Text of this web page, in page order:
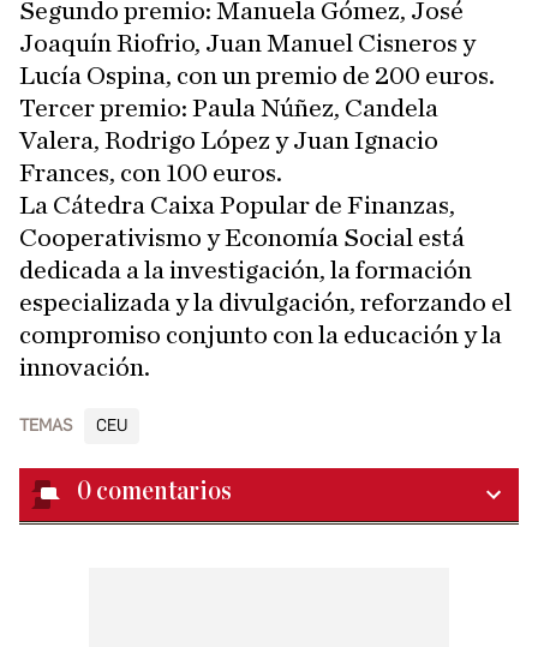
Segundo premio: Manuela Gómez, José
Joaquín Riofrio, Juan Manuel Cisneros y
Lucía Ospina, con un premio de 200 euros.
Tercer premio: Paula Núñez, Candela
Valera, Rodrigo López y Juan Ignacio
Frances, con 100 euros.
La Cátedra Caixa Popular de Finanzas,
Cooperativismo y Economía Social está
dedicada a la investigación, la formación
especializada y la divulgación, reforzando el
compromiso conjunto con la educación y la
innovación.
TEMAS CEU
0 comentarios